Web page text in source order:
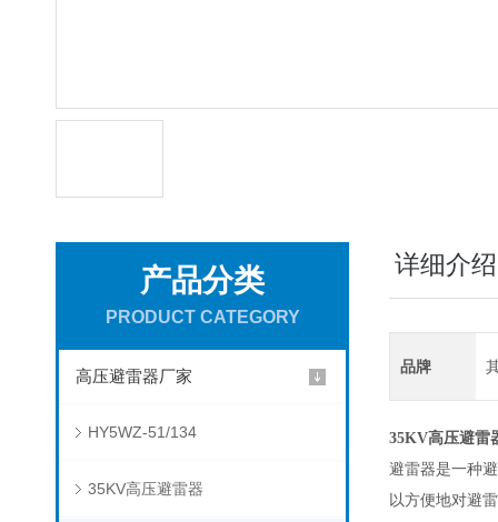
产品分类
PRODUCT CATEGORY
高压避雷器厂家
HY5WZ-51/134
35KV高压避雷器
详细介绍
品牌
35KV高压避雷
避雷器是一种
以方便地对避